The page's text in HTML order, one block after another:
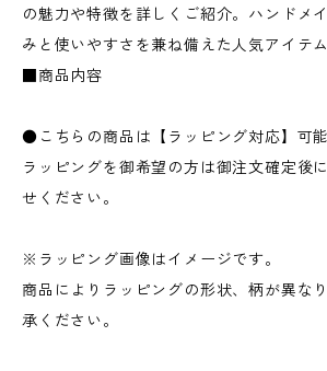
の魅力や特徴を詳しくご紹介。ハンドメ
みと使いやすさを兼ね備えた人気アイテム
■商品内容
●こちらの商品は【ラッピング対応】可能
ラッピングを御希望の方は御注文確定後
せください。
※ラッピング画像はイメージです。
商品によりラッピングの形状、柄が異な
承ください。